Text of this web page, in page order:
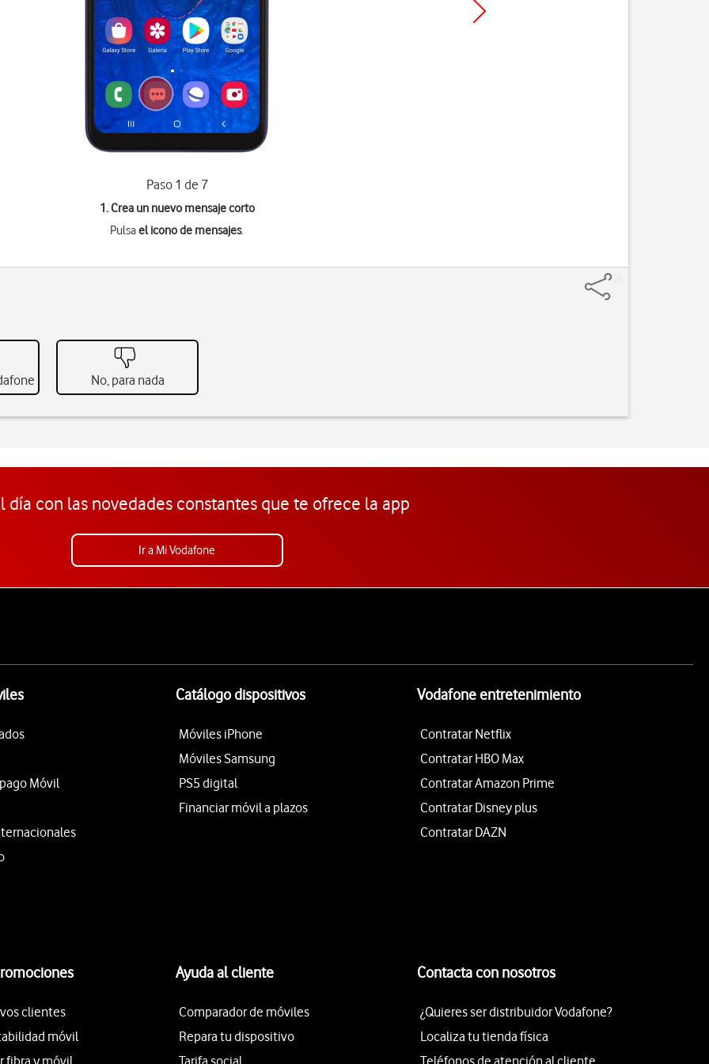
Paso 1 de 7
1. Crea un nuevo mensaje corto
Pulsael icono de mensajes.
No, para nada
día con las novedades constantes que te ofrece la app
Ir a Mi Vodafone
Móvil
Catálogo dispositivos
Móviles iPhone
Móviles Samsung
PS5 digital
Financiar móvil a plazos
Vodafone entretenimiento
Contratar Netflix
Contratar HBO Max
Contratar Amazon Prime
Contratar Disney plus
Contratar DAZN
clientes
móvil
fibra y móvil
Ayuda al cliente
Comparador de móviles
Repara tu dispositivo
Tarifa social
Contacta con nosotros
¿Quieres ser distribuidor Vodafone?
Localiza tu tienda física
Teléfonos de atención al cliente